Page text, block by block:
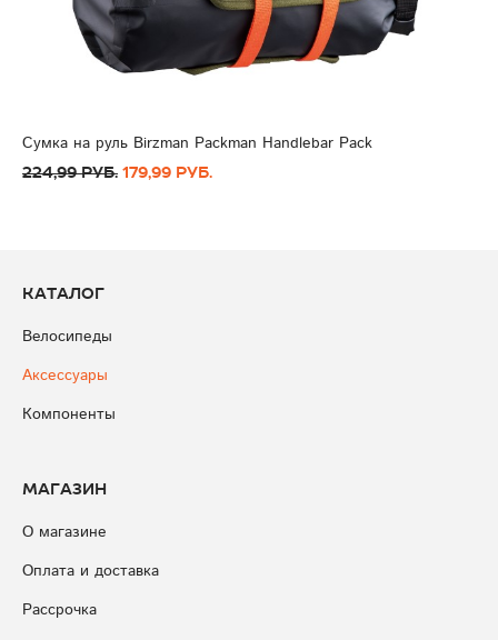
Сумка на руль Birzman Packman Handlebar Pack
224,99 руб. 179,99 руб.
Каталог
Велосипеды
Аксессуары
Компоненты
Магазин
О магазине
Оплата и доставка
Рассрочка